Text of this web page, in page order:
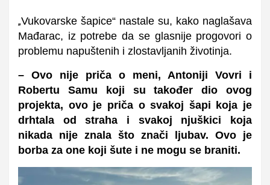
„Vukovarske šapice“ nastale su, kako naglašava
Mađarac, iz potrebe da se glasnije progovori o
problemu napuštenih i zlostavljanih životinja.
– Ovo nije priča o meni, Antoniji Vovri i
Robertu Samu koji su također dio ovog
projekta, ovo je priča o svakoj šapi koja je
drhtala od straha i svakoj njuškici koja
nikada nije znala što znači ljubav. Ovo je
borba za one koji šute i ne mogu se braniti.